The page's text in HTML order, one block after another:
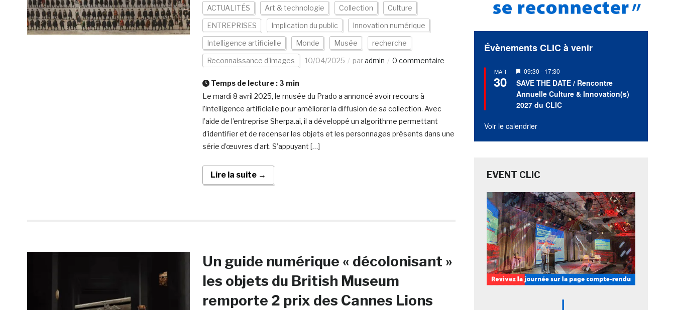
ACTUALITÉS Art & technologie Collection Culture
ENTREPRISES Implication du public Innovation numérique
Intelligence artificielle Monde Musée recherche
Reconnaissance d'images 10/04/2025 paradmin 0 commentaire
Temps de lecture : 3 min
Le mardi 8 avril 2025, le musée du Prado a annoncé avoir recours à
l’intelligence artificielle pour améliorer la diffusion de sa collection. Avec
l’aide de l’entreprise Sherpa.ai, il a développé un algorithme permettant
d’identifier et de recenser les objets et les personnages présents dans une
série d’œuvres d’art. S’appuyant […]
Lire la suite →
Un guide numérique « décolonisant »
les objets du British Museum
remporte 2 prix des Cannes Lions
Évènements CLIC à venir
MAR
30
Mis
en
avant
09:30 - 17:30
SAVE THE DATE / Rencontre
Annuelle Culture & Innovation(s)
2027 du CLIC
Voir le calendrier
EVENT CLIC